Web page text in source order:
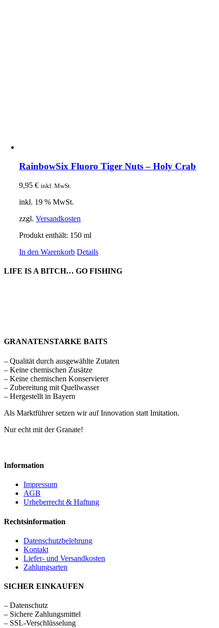
RainbowSix Fluoro Tiger Nuts – Holy Crab
9,95€ inkl. MwSt.
inkl. 19 % MwSt.
zzgl.Versandkosten
Produkt enthält: 150ml
In den Warenkorb Details
LIFE IS A BITCH… GO FISHING
GRANATENSTARKE BAITS
– Qualität durch ausgewählte Zutaten
– Keine chemischen Zusätze
– Keine chemischen Konservierer
– Zubereitung mit Quellwasser
– Hergestellt in Bayern
Als Marktführer setzen wir auf Innovation statt Imitation.
Nur echt mit der Granate!
Information
Impressum
AGB
Urheberrecht & Haftung
Rechtsinformation
Datenschutzbelehrung
Kontakt
Liefer- und Versandkosten
Zahlungsarten
SICHER EINKAUFEN
– Datenschutz
– Sichere Zahlungsmittel
– SSL-Verschlüsselung